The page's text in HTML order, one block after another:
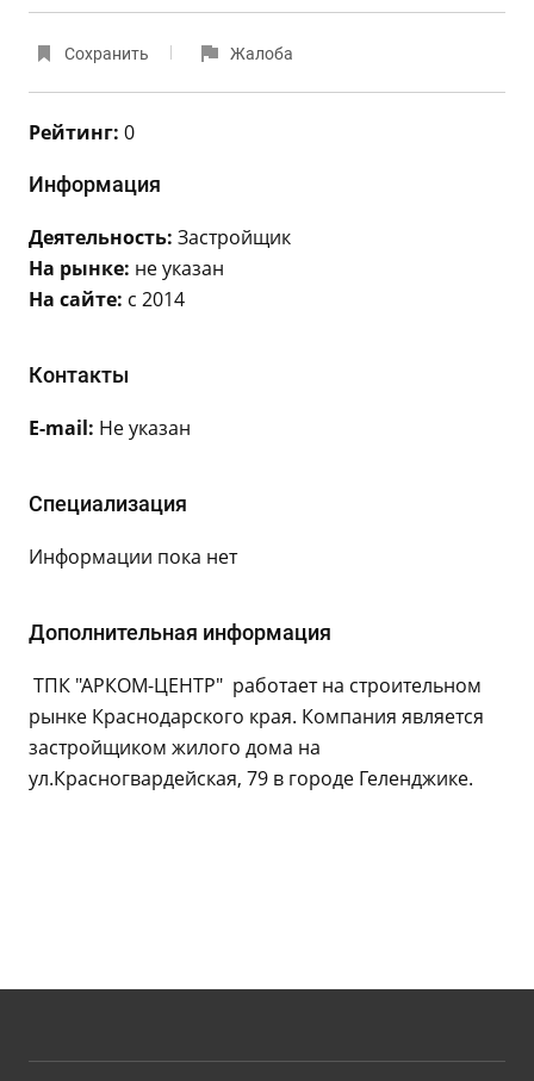
Сохранить Жалоба
Рейтинг: 0
Информация
Деятельность: Застройщик
На рынке: не указан
На сайте: с 2014
Контакты
E-mail: Не указан
Специализация
Информации пока нет
Дополнительная информация
ТПК "АРКОМ-ЦЕНТР" работает на строительном
рынке Краснодарского края. Компания является
застройщиком жилого дома на
ул.Красногвардейская, 79 в городе Геленджике.